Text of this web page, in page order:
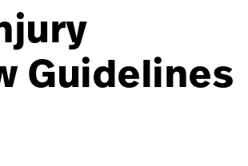
Guidelines